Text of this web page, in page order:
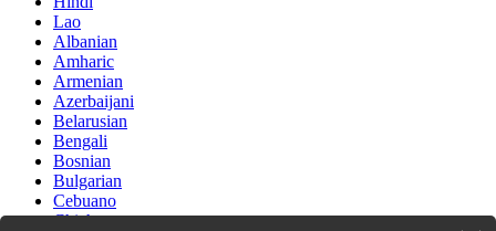
Lao
Albanian
Amharic
Armenian
Azerbaijani
Belarusian
Bengali
Bosnian
Bulgarian
Cebuano
Chichewa